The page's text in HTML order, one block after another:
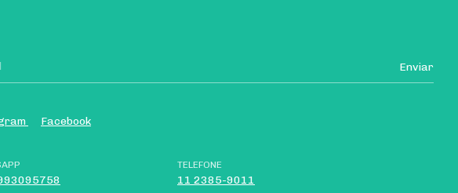
Facebook
TELEFONE
11 2385-9011